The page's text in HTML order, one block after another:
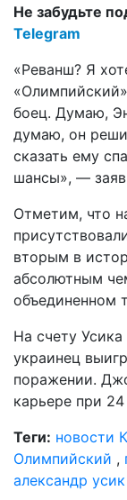
Не забудьте
Telegram
«Реванш? Я
боец. Думаю,
думаю, он
сказать ему
шансы», —
Отметим, что
вторым в
абсолютным
объединенном
На счету
украинец
поражении.
карьере при
Теги: новости
Олимпийский ,
александр усик